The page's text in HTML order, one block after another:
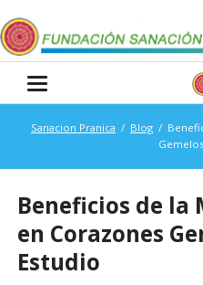
Sanacion Pranica Blog
Beneficios de la
en Corazones
Estudio